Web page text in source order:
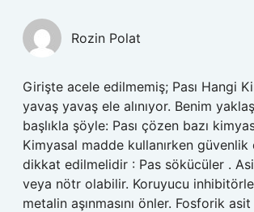
Rozin Polat
Girişte acele edilmemiş; Pası Hangi
yavaş yavaş ele alınıyor. Benim
başlıkla şöyle: Pası çözen bazı
Kimyasal madde kullanırken güvenlik
dikkat edilmelidir : Pas sökücüler .
veya nötr olabilir. Koruyucu
metalin aşınmasını önler. Fosforik